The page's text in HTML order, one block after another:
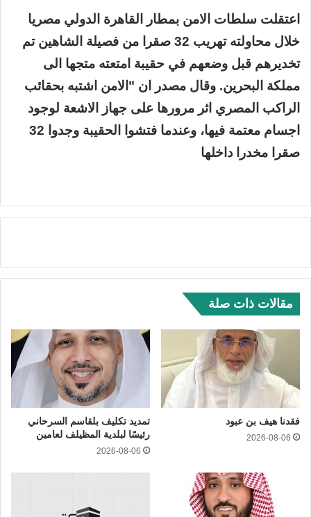
اعتقلت سلطات الامن بمطار القاهرة الدولي مصريا
خلال محاولته تهريب 32 صقرا من فصيلة الشاهين تم
تخديرهم قبل وضعهم في حقيبة امتعته متجها الى
مملكة البحرين. وقال مصدر ان "الامن اشتبه بحقائب
الراكب المصري اثر مرورها على جهاز الاشعة لوجود
اجسام معتمة فيها، وعندما فتشوا الحقيبة وجدوا 32
صقرا مخدرا داخلها
مقالات ذات صلة
فقدنا هيف بن عبود
2026-08-06
تمديد تكليف بلقاسم السرحاني
رئيسًا لبلدية المظيلف لعامين
2026-08-06